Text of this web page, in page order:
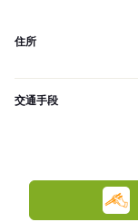
住所
交通手段